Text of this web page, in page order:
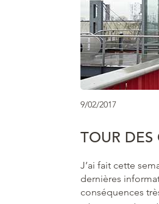
9/02/2017
TOUR DES
J’ai fait cette
dernières
conséquences